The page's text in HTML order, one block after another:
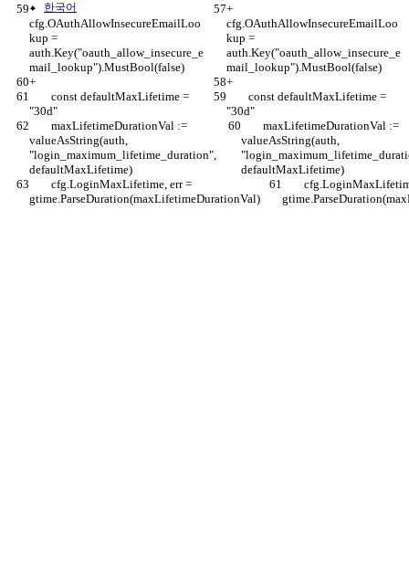
+
cfg.OAuthAllowInsecureEmailLoo
kup =
auth.Key("oauth_allow_insecure_e
mail_lookup").MustBool(false)
+
cfg.OAuthAllowInsecureEmailLoo
kup =
auth.Key("oauth_allow_insecure_e
mail_lookup").MustBool(false)
+
+
"30d"
"30d"
valueAsString(auth,
"login_maximum_lifetime_duration",
defaultMaxLifetime)
valueAsString(auth,
defaultMaxLifetime)
gtime.ParseDuration(maxLifetimeDurationVal)
한국어